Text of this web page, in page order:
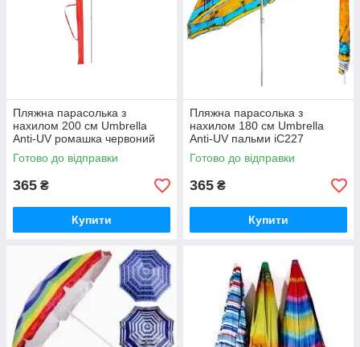
Пляжна парасолька з
нахилом 200 см Umbrella
Anti-UV ромашка червоний
iC227
Готово до відправки
365 ₴
Купити
Пляжна парасолька з
нахилом 180 см Umbrella
Anti-UV пальми iC227
Готово до відправки
365 ₴
Купити